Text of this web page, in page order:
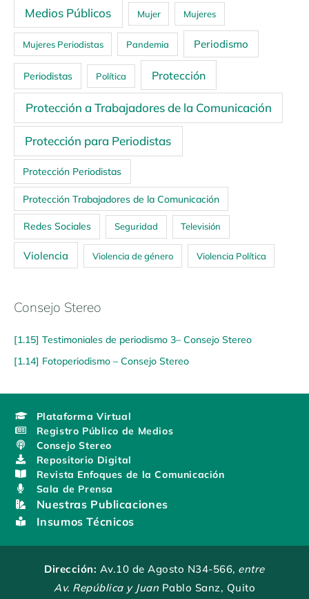
Medios Públicos Mujer Mujeres
Mujeres Periodistas Pandemia Periodismo
Periodistas Política Protección
Protección a Trabajadores de la Comunicación
Protección para Periodistas
Protección Periodistas
Protección Trabajadores de la Comunicación
Redes Sociales Seguridad Televisión
Violencia Violencia de género Violencia Política
Consejo Stereo
[1.15] Testimoniales de periodismo 3– Consejo Stereo
[1.14] Fotoperiodismo – Consejo Stereo
Plataforma Virtual
Registro Público de Medios
Consejo Stereo
Repositorio Digital
Revista Enfoques de la Comunicación
Sala de Prensa
Nuestras Publicaciones
Insumos Técnicos
Dirección: Av.10 de Agosto N34-566, entre
Av. República y Juan Pablo Sanz, Quito